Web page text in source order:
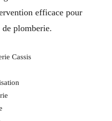
efficace pour
de plomberie.
Cassis